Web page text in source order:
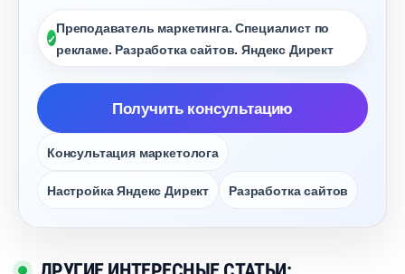
Преподаватель маркетинга. Специалист по
рекламе. Разработка сайтов. Яндекс Директ
Получить консультацию
Консультация маркетолога
Настройка Яндекс Директ Разработка сайто